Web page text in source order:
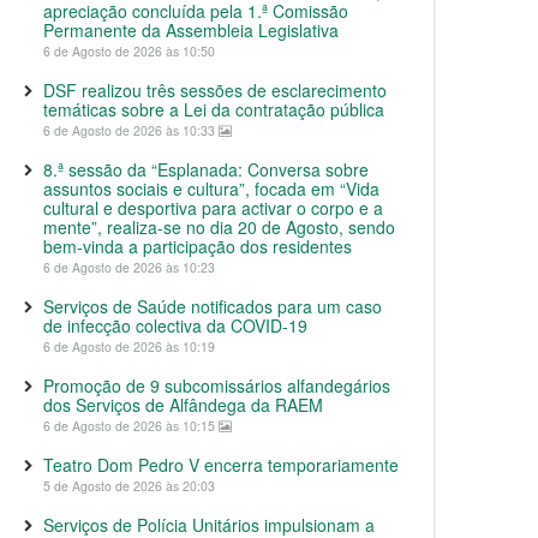
apreciação concluída pela 1.ª Comissão
Permanente da Assembleia Legislativa
6 de Agosto de 2026 às 10:50
DSF realizou três sessões de esclarecimento
temáticas sobre a Lei da contratação pública
6 de Agosto de 2026 às 10:33
8.ª sessão da “Esplanada: Conversa sobre
assuntos sociais e cultura”, focada em “Vida
cultural e desportiva para activar o corpo e a
mente”, realiza-se no dia 20 de Agosto, sendo
bem-vinda a participação dos residentes
6 de Agosto de 2026 às 10:23
Serviços de Saúde notificados para um caso
de infecção colectiva da COVID-19
6 de Agosto de 2026 às 10:19
Promoção de 9 subcomissários alfandegários
dos Serviços de Alfândega da RAEM
6 de Agosto de 2026 às 10:15
Teatro Dom Pedro V encerra temporariamente
5 de Agosto de 2026 às 20:03
Serviços de Polícia Unitários impulsionam a